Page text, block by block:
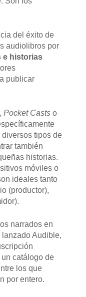
del éxito de
audiolibros por
e historias
publicar
Pocket Castso
tipos de
también
historias.
móviles o
ideales tanto
(productor),
narrados en
Audible,
catálogo de
los que
por entero.